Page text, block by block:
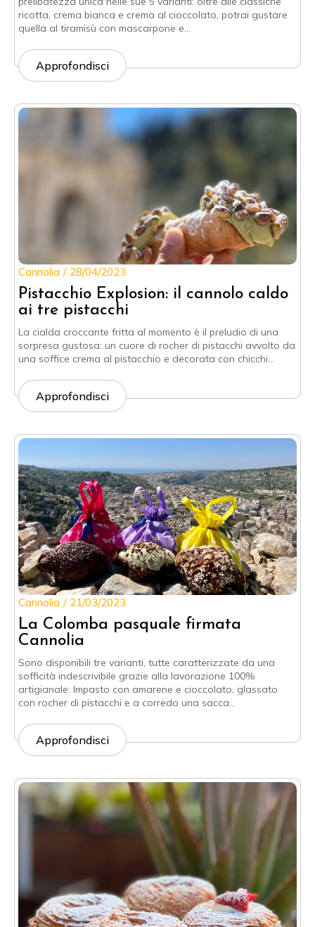
ricotta, crema bianca e crema al cioccolato, potrai gustare
quella al tiramisù con mascarpone e…
Approfondisci
Pistacchio Explosion: il cannolo caldo
ai tre pistacchi
Cannolia 28/04/2023
La cialda croccante fritta al momento è il preludio di una
sorpresa gustosa: un cuore di rocher di pistacchi avvolto da
una soffice crema al pistacchio e decorata con chicchi…
Approfondisci
La Colomba pasquale firmata
Cannolia
Cannolia 21/03/2023
Sono disponibili tre varianti, tutte caratterizzate da una
sofficità indescrivibile grazie alla lavorazione 100%
artigianale: Impasto con amarene e cioccolato, glassato
con rocher di pistacchi e a corredo una sacca…
Approfondisci